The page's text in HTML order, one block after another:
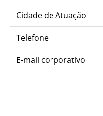
Cidade de Atuação
Telefone
E-mail corporativo